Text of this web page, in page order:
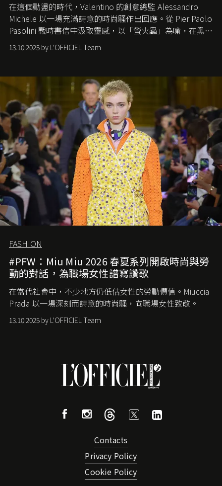
在這個動盪的時代， Valentino 的創意總監 Alessandro
Michele 以一場充滿詩意的時尚騷作出回應。從 Pier Paolo
Pasolini 戰時書信中汲取靈感，以「螢火蟲」為喻，在黑暗
中找尋希望的微光。
13.10.2025 by L'OFFICIEL Team
FASHION
#PFW：Miu Miu 2026 春夏系列開啟時尚與勞
動的對話，為職場女性譜寫讚歌
在當代社會中，不少地方仍低估女性的勞動價值。 Miuccia
Prada 以一場深刻而詩意的時尚騷，向職場女性致敬。
13.10.2025 by L'OFFICIEL Team
Contacts
Privacy Policy
Cookie Policy